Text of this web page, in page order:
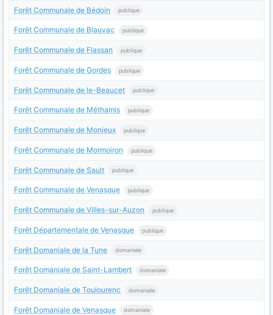
Forêt Communale de Bédoin publique
Forêt Communale de Blauvac publique
Forêt Communale de Flassan publique
Forêt Communale de Gordes publique
Forêt Communale de le-Beaucet publique
Forêt Communale de Méthamis publique
Forêt Communale de Monieux publique
Forêt Communale de Mormoiron publique
Forêt Communale de Sault publique
Forêt Communale de Venasque publique
Forêt Communale de Villes-sur-Auzon publique
Forêt Départementale de Venasque publique
Forêt Domaniale de la Tune domaniale
Forêt Domaniale de Saint-Lambert domaniale
Forêt Domaniale de Toulourenc domaniale
Forêt Domaniale de Venasque domaniale